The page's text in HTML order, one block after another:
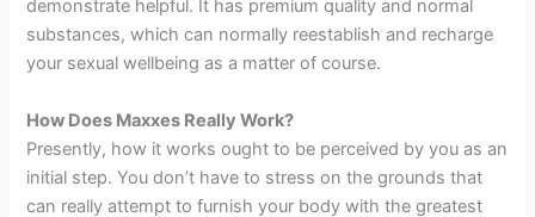
demonstrate helpful. It has premium quality and normal
substances, which can normally reestablish and recharge
your sexual wellbeing as a matter of course.
How Does Maxxes Really Work?
Presently, how it works ought to be perceived by you as an
initial step. You don’t have to stress on the grounds that
can really attempt to furnish your body with the greatest